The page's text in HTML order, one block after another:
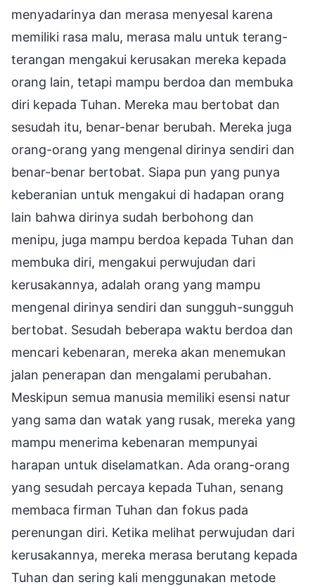
menyadarinya dan merasa menyesal karena
memiliki rasa malu, merasa malu untuk terang-
terangan mengakui kerusakan mereka kepada
orang lain, tetapi mampu berdoa dan membuka
diri kepada Tuhan. Mereka mau bertobat dan
sesudah itu, benar-benar berubah. Mereka juga
orang-orang yang mengenal dirinya sendiri dan
benar-benar bertobat. Siapa pun yang punya
keberanian untuk mengakui di hadapan orang
lain bahwa dirinya sudah berbohong dan
menipu, juga mampu berdoa kepada Tuhan dan
membuka diri, mengakui perwujudan dari
kerusakannya, adalah orang yang mampu
mengenal dirinya sendiri dan sungguh-sungguh
bertobat. Sesudah beberapa waktu berdoa dan
mencari kebenaran, mereka akan menemukan
jalan penerapan dan mengalami perubahan.
Meskipun semua manusia memiliki esensi natur
yang sama dan watak yang rusak, mereka yang
mampu menerima kebenaran mempunyai
harapan untuk diselamatkan. Ada orang-orang
yang sesudah percaya kepada Tuhan, senang
membaca firman Tuhan dan fokus pada
perenungan diri. Ketika melihat perwujudan dari
kerusakannya, mereka merasa berutang kepada
Tuhan dan sering kali menggunakan metode